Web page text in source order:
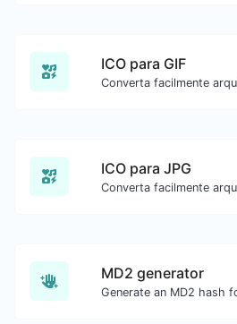
ICO para GIF
ICO para JPG
MD2 generator